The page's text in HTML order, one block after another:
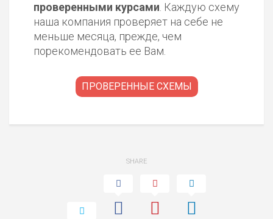
ДОХОД: ВЫСОКИЙ
БЮДЖЕТ: ВЫСОКИЙ
ОБЗОР
РИСКИ: СРЕДНИЕ
БЮДЖЕТ: НИЗКИЙ
проверенными курсами. Каждую схему
наша компания проверяет на себе не
меньше месяца, прежде, чем
порекомендовать ее Вам.
ПРОВЕРЕННЫЕ СХЕМЫ
SHARE